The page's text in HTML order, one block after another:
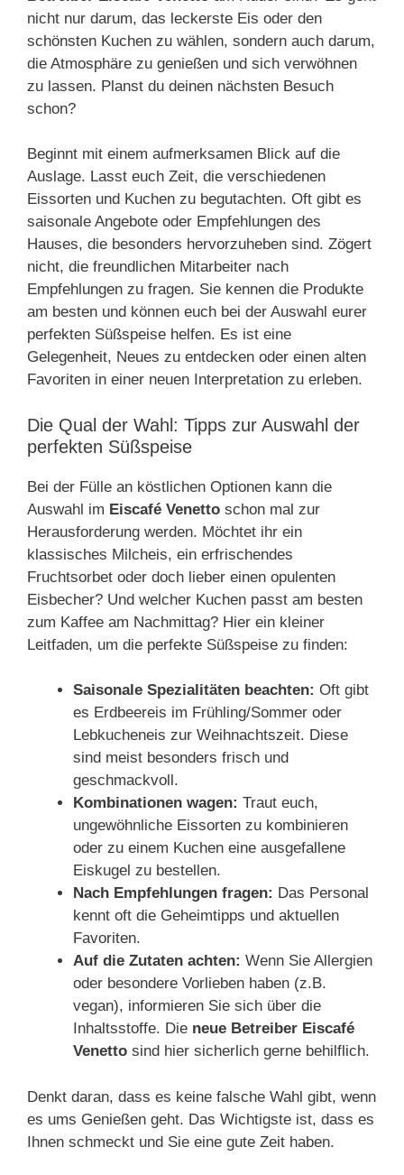
nicht nur darum, das leckerste Eis oder den
schönsten Kuchen zu wählen, sondern auch darum,
die Atmosphäre zu genießen und sich verwöhnen
zu lassen. Planst du deinen nächsten Besuch
schon?
Beginnt mit einem aufmerksamen Blick auf die
Auslage. Lasst euch Zeit, die verschiedenen
Eissorten und Kuchen zu begutachten. Oft gibt es
saisonale Angebote oder Empfehlungen des
Hauses, die besonders hervorzuheben sind. Zögert
nicht, die freundlichen Mitarbeiter nach
Empfehlungen zu fragen. Sie kennen die Produkte
am besten und können euch bei der Auswahl eurer
perfekten Süßspeise helfen. Es ist eine
Gelegenheit, Neues zu entdecken oder einen alten
Favoriten in einer neuen Interpretation zu erleben.
Die Qual der Wahl: Tipps zur Auswahl der
perfekten Süßspeise
Bei der Fülle an köstlichen Optionen kann die
Auswahl im Eiscafé Venetto schon mal zur
Herausforderung werden. Möchtet ihr ein
klassisches Milcheis, ein erfrischendes
Fruchtsorbet oder doch lieber einen opulenten
Eisbecher? Und welcher Kuchen passt am besten
zum Kaffee am Nachmittag? Hier ein kleiner
Leitfaden, um die perfekte Süßspeise zu finden:
Saisonale Spezialitäten beachten: Oft gibt
es Erdbeereis im Frühling/Sommer oder
Lebkucheneis zur Weihnachtszeit. Diese
sind meist besonders frisch und
geschmackvoll.
Kombinationen wagen: Traut euch,
ungewöhnliche Eissorten zu kombinieren
oder zu einem Kuchen eine ausgefallene
Eiskugel zu bestellen.
Nach Empfehlungen fragen: Das Personal
kennt oft die Geheimtipps und aktuellen
Favoriten.
Auf die Zutaten achten: Wenn Sie Allergien
oder besondere Vorlieben haben (z.B.
vegan), informieren Sie sich über die
Inhaltsstoffe. Die neue Betreiber Eiscafé
Venetto sind hier sicherlich gerne behilflich.
Denkt daran, dass es keine falsche Wahl gibt, wenn
es ums Genießen geht. Das Wichtigste ist, dass es
Ihnen schmeckt und Sie eine gute Zeit haben.